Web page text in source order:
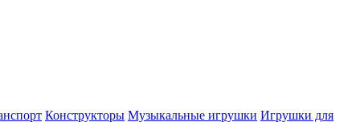
Конструкторы Музыкальные игрушки Игрушки для